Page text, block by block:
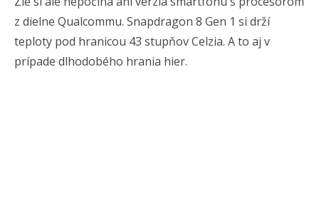
z dielne Qualcommu. Snapdragon 8 Gen 1 si drží
teploty pod hranicou 43 stupňov Celzia. A to aj v
prípade dlhodobého hrania hier.